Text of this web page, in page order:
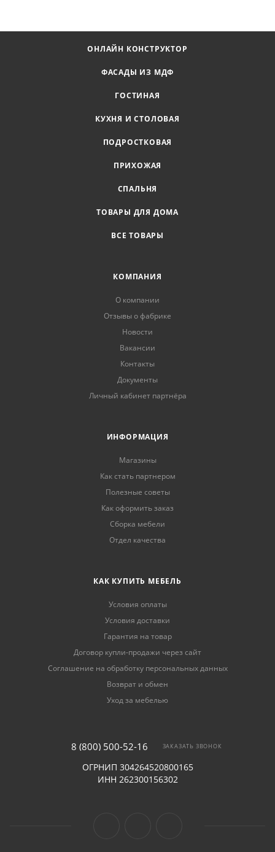
ОНЛАЙН КОНСТРУКТОР
ФАСАДЫ ИЗ МДФ
ГОСТИНАЯ
КУХНЯ И СТОЛОВАЯ
ПОДРОСТКОВАЯ
ПРИХОЖАЯ
СПАЛЬНЯ
ТОВАРЫ ДЛЯ ДОМА
ВСЕ ТОВАРЫ
КОМПАНИЯ
О компании
Отзывы о фабрике
Новости
Вакансии
Контакты
Документы
Личный кабинет партнёра
ИНФОРМАЦИЯ
Магазины
Как стать партнером
Полезные советы
Как оформить заказ
Сборка мебели
Отдел качества
КАК КУПИТЬ МЕБЕЛЬ
Условия оплаты
Условия доставки
Гарантия на товар
Договор купли-продажи через сайт
Соглашение на обработку персональных данных
Возврат и обмен
Уход за мебелью
8 (800) 500-52-16 ЗАКАЗАТЬ ЗВОНОК
ОГРНИП 304264520800165
ИНН 262300156302